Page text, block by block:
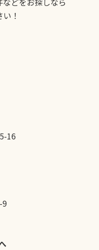
！
16
9